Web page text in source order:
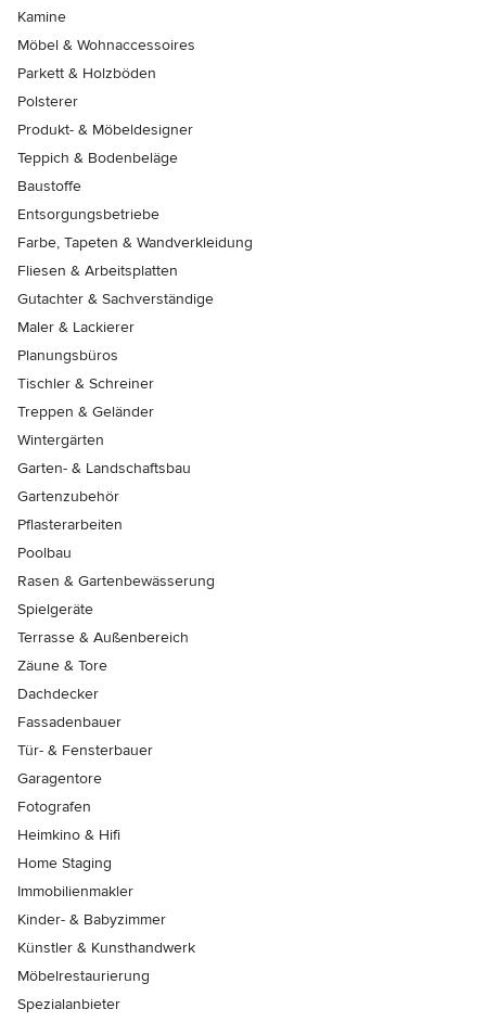
Kamine
Möbel & Wohnaccessoires
Parkett & Holzböden
Polsterer
Produkt- & Möbeldesigner
Teppich & Bodenbeläge
Baustoffe
Entsorgungsbetriebe
Farbe, Tapeten & Wandverkleidung
Fliesen & Arbeitsplatten
Gutachter & Sachverständige
Maler & Lackierer
Planungsbüros
Tischler & Schreiner
Treppen & Geländer
Wintergärten
Garten- & Landschaftsbau
Gartenzubehör
Pflasterarbeiten
Poolbau
Rasen & Gartenbewässerung
Spielgeräte
Terrasse & Außenbereich
Zäune & Tore
Dachdecker
Fassadenbauer
Tür- & Fensterbauer
Garagentore
Fotografen
Heimkino & Hifi
Home Staging
Immobilienmakler
Kinder- & Babyzimmer
Künstler & Kunsthandwerk
Möbelrestaurierung
Spezialanbieter